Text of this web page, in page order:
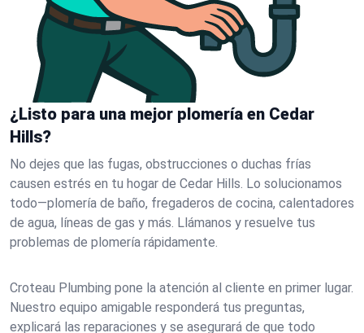
¿Listo para una mejor plomería en Cedar
Hills?
No dejes que las fugas, obstrucciones o duchas frías
causen estrés en tu hogar de Cedar Hills. Lo solucionamos
todo—plomería de baño, fregaderos de cocina, calentadores
de agua, líneas de gas y más. Llámanos y resuelve tus
problemas de plomería rápidamente.
Croteau Plumbing pone la atención al cliente en primer lugar.
Nuestro equipo amigable responderá tus preguntas,
explicará las reparaciones y se asegurará de que todo